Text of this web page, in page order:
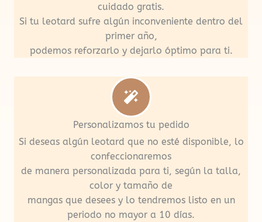
cuidado gratis.
Si tu leotard sufre algún inconveniente dentro del
primer año,
podemos reforzarlo y dejarlo óptimo para ti.
Personalizamos tu pedido
Si deseas algún leotard que no esté disponible, lo
confeccionaremos
de manera personalizada para ti, según la talla,
color y tamaño de
mangas que desees y lo tendremos listo en un
periodo no mayor a 10 días.